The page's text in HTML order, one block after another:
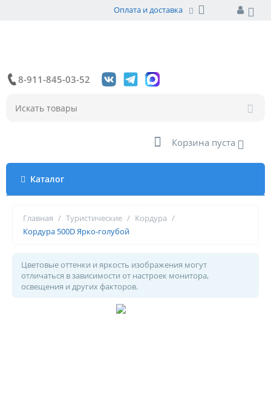
Оплата и доставка
8-911-845-03-52
Корзина пуста
Каталог
Главная / Туристические / Кордура /
Кордура 500D Ярко-голубой
Цветовые оттенки и яркость изображения могут
отличаться в зависимости от настроек монитора,
освещения и других факторов.